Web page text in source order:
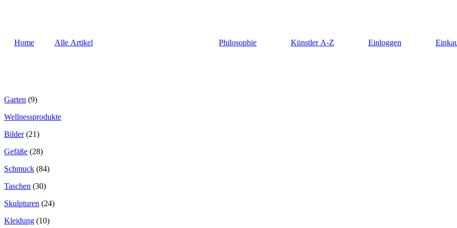
Home Alle Artikel Philosophie Künstler A-Z Einloggen
Garten (9)
Wellnessprodukte
Bilder (21)
Gefäße (28)
Schmuck (84)
Taschen (30)
Skulpturen (24)
Kleidung (10)